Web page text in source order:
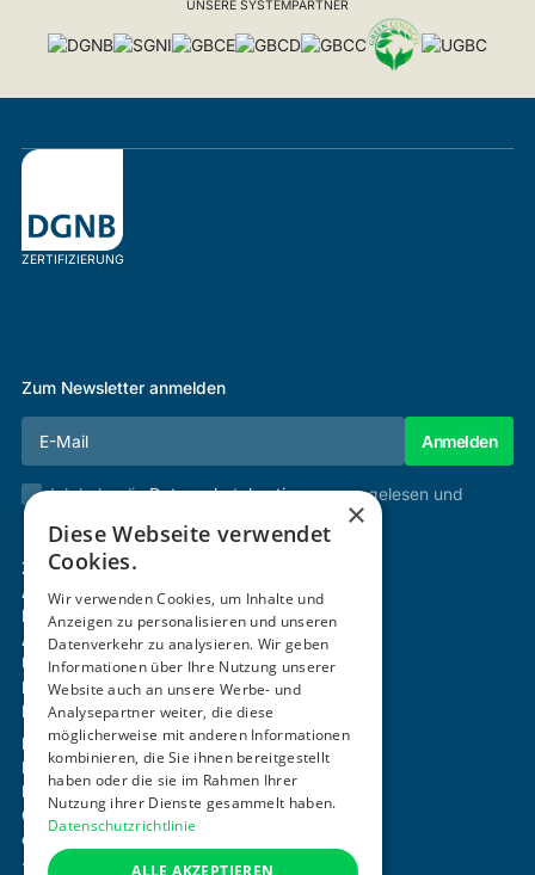
UNSERE SYSTEMPARTNER
ZERTIFIZIERUNG
Zum Newsletter anmelden
Ich habe dieDatenschutzbestimmungengelesen und
Zertifizierung & Verifikation
Akademie
Mitgliedschaft
Aktivitäten
Über uns
Login
Kontakt
Impressum
Datenschutz
Barrierefreiheitserklärung
Cookie-Einstellungen anpassen
office@ogni.at
+43 664 15 63 507
×
Diese Webseite verwendet
Cookies.
Wir verwenden Cookies, um Inhalte und
Anzeigen zu personalisieren und unseren
Datenverkehr zu analysieren. Wir geben
Informationen über Ihre Nutzung unserer
Website auch an unsere Werbe- und
Analysepartner weiter, die diese
möglicherweise mit anderen Informationen
kombinieren, die Sie ihnen bereitgestellt
haben oder die sie im Rahmen Ihrer
Nutzung ihrer Dienste gesammelt haben.
Datenschutzrichtlinie
ALLE AKZEPTIEREN